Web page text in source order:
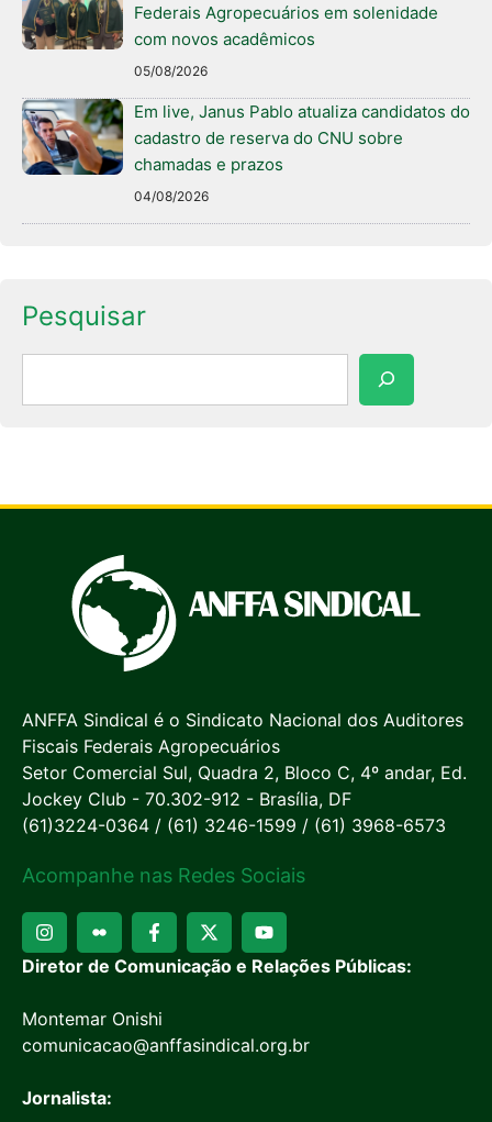
Federais Agropecuários em solenidade
com novos acadêmicos
05/08/2026
Em live, Janus Pablo atualiza candidatos do
cadastro de reserva do CNU sobre
chamadas e prazos
04/08/2026
Pesquisar
ANFFA Sindical é o Sindicato Nacional dos Auditores
Fiscais Federais Agropecuários
Setor Comercial Sul, Quadra 2, Bloco C, 4º andar, Ed.
Jockey Club - 70.302-912 - Brasília, DF
(61)3224-0364 / (61) 3246-1599 / (61) 3968-6573
Acompanhe nas Redes Sociais
Diretor de Comunicação e Relações Públicas:
Montemar Onishi
comunicacao@anffasindical.org.br
Jornalista: